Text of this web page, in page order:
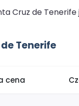
Cruz de Tenerife
Tenerife
cena